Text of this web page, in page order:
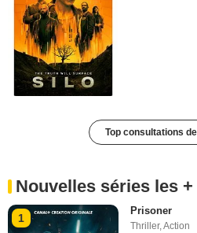
Top consultations
Nouvelles séries les
1
Prisoner
Thriller,Action